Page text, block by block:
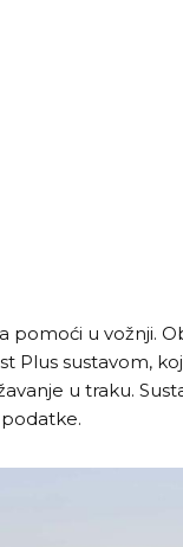
pomoći u vožnji.
Plus sustavom,
u traku.